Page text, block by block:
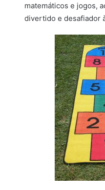
matemáticos e jogos,
divertido e desafiador